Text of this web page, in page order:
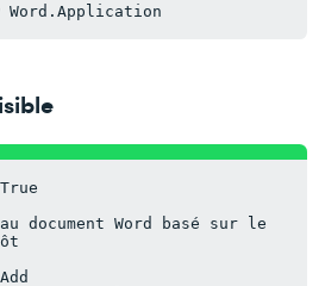
Word.Application
document Word basé sur le